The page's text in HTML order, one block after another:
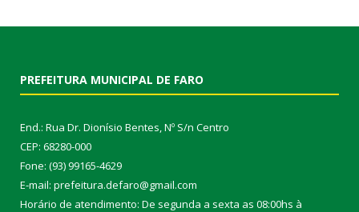
PREFEITURA MUNICIPAL DE FARO
End.: Rua Dr. Dionísio Bentes, Nº S/n Centro
CEP: 68280-000
Fone: (93) 99165-4629
E-mail: prefeitura.defaro@gmail.com
Horário de atendimento: De segunda a sexta as 08:00hs à